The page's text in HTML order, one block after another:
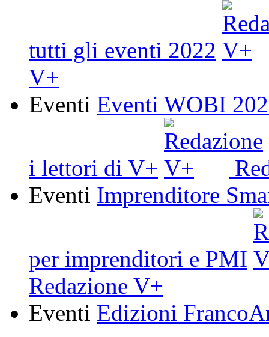
tutti gli eventi 2022
V+
Eventi Eventi WOBI
i lettori di V+
Eventi Imprenditore
per imprenditori e PMI
Redazione V+
Eventi Edizioni